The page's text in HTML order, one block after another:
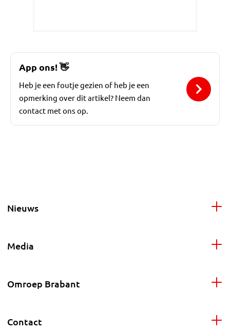
App ons!👋
Heb je een foutje gezien of heb je een
opmerking over dit artikel? Neem dan
contact met ons op.
Nieuws
Media
Omroep Brabant
Contact